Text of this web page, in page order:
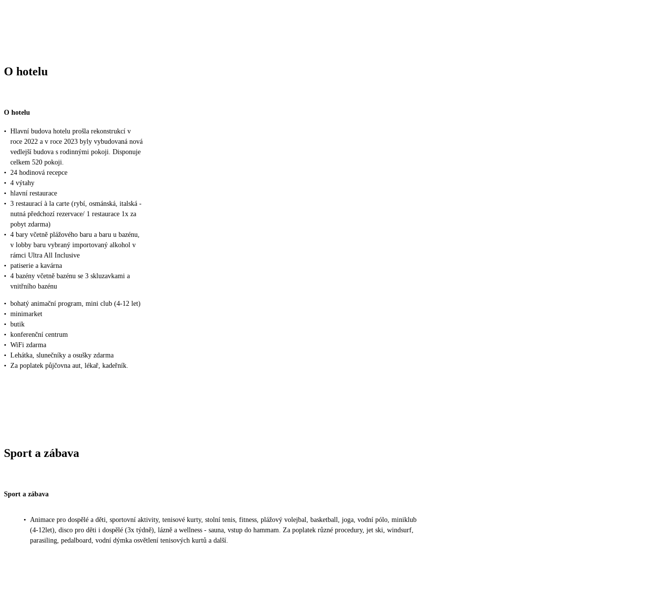
O hotelu
O hotelu
• Hlavní budova hotelu prošla rekonstrukcí v
roce 2022 a v roce 2023 byly vybudovaná nová
vedlejší budova s rodinnými pokoji. Disponuje
celkem 520 pokoji.
•
24 hodinová recepce
• 4 výtahy
• hlavní restaurace
• 3 restaurací à la carte (rybí, osmánská, italská -
nutná předchozí rezervace/ 1 restaurace 1x za
pobyt zdarma)
• 4 bary včetně plážového baru a baru u bazénu,
v lobby baru vybraný importovaný alkohol v
rámci Ultra All Inclusive
• patiserie a kavárna
• 4 bazény včetně bazénu se 3 skluzavkami a
vnitřního bazénu
• bohatý animační program, mini club (4-12 let)
• minimarket
• butik
• konferenční centrum
• WiFi zdarma
• Lehátka, slunečníky a osušky zdarma
•
Za poplatek půjčovna aut, lékař, kadeřník.
Sport a zábava
Sport a zábava
•
Animace pro dospělé a děti, sportovní aktivity, tenisové kurty, stolní tenis, fitness, plážový volejbal, basketball, joga, vodní pólo, miniklub
(4-12let), disco pro děti i dospělé (3x týdně), lázně a wellness - sauna, vstup do hammam. Za poplatek různé procedury, jet ski, windsurf,
parasiling, pedalboard, vodní dýmka osvětlení tenisových kurtů a další.